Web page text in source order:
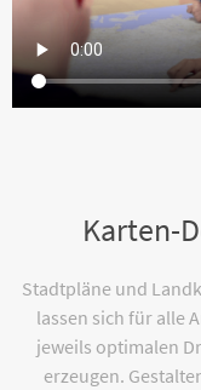
Karten-
Stadtpläne und
lassen sich für alle
jeweils optimalen
erzeugen.